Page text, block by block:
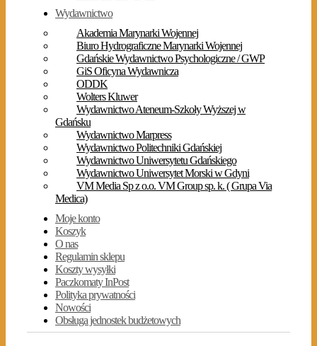
Wydawnictwo
Akademia Marynarki Wojennej
Biuro Hydrograficzne Marynarki Wojennej
Gdańskie Wydawnictwo Psychologiczne / GWP
GiS Oficyna Wydawnicza
ODDK
Wolters Kluwer
Wydawnictwo Ateneum-Szkoły Wyższej w
Gdańsku
Wydawnictwo Marpress
Wydawnictwo Politechniki Gdańskiej
Wydawnictwo Uniwersytetu Gdańskiego
Wydawnictwo Uniwersytet Morski w Gdyni
VM Media Sp z o.o. VM Group sp. k. ( Grupa Via
Medica)
Moje konto
Koszyk
O nas
Regulamin sklepu
Koszty wysyłki
Paczkomaty InPost
Polityka prywatności
Nowości
Obsługa jednostek budżetowych